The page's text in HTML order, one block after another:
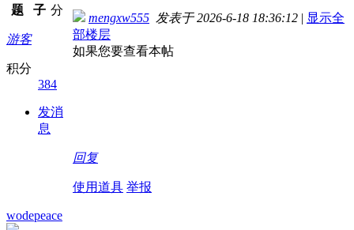
题
子 分
游客
积分
384
发消
息
mengxw555 发表于 2026-6-18 18:36:12 | 显示全
部楼层
如果您要查看本帖
回复
使用道具 举报
wodepeace